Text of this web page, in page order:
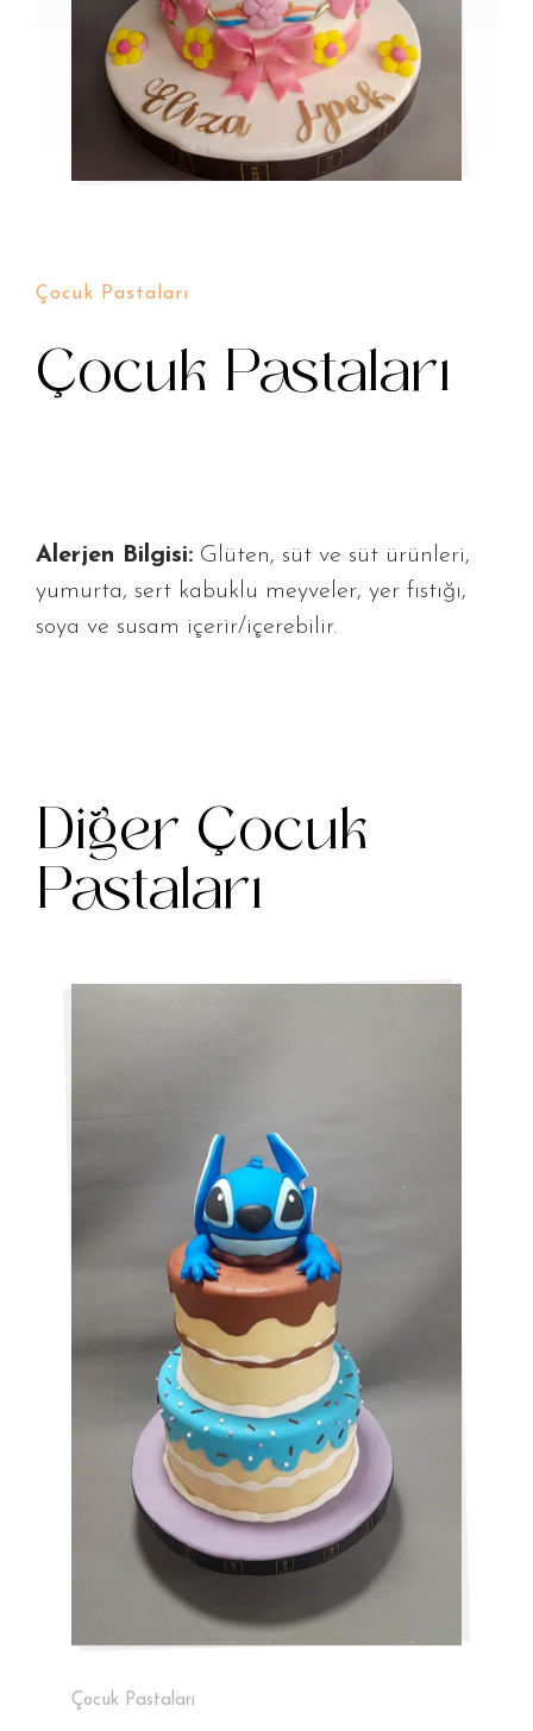
Çocuk Pastaları
Çocuk Pastaları
Alerjen Bilgisi: Glüten, süt ve süt ürünleri,
yumurta, sert kabuklu meyveler, yer fıstığı,
soya ve susam içerir/içerebilir.
Diğer Çocuk
Pastaları
Çocuk Pastaları